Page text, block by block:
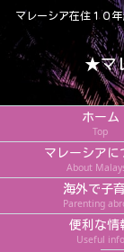
マレーシア在住１０
★マ
ホーム
Top
マレーシアに
About
海外で子
Parenting
便利な情
Useful info